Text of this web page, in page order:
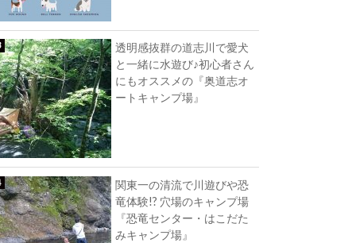
透明感抜群の道志川で愛犬
と一緒に水遊び♪初心者さん
にもオススメの『奥道志オ
ートキャンプ場』
関東一の清流で川遊びや恐
竜体験!? 穴場のキャンプ場
『恐竜センター・はこだた
みキャンプ場』